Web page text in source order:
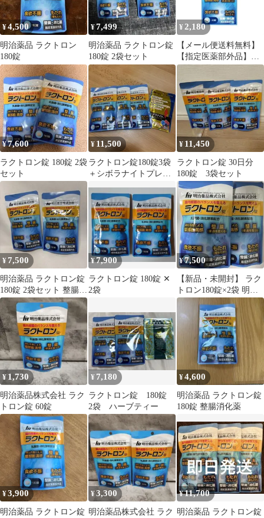
¥4,500
明治薬品 ラクトロン
180錠
¥7,499
明治薬品 ラクトロン錠
180錠 2袋セット
¥ 2,180
【メール便送料無料】
【指定医薬部外品】ラ
クトロン錠 60錠
¥7,600
ラクトロン錠 180錠 2袋
セット
¥ 11,500
ラクトロン錠180錠3袋
＋シボラナイトプレミ
¥ 11,450
ラクトロン錠 30日分
180錠 3袋セット
¥ 7,500
明治薬品 ラクトロン錠
180錠 2袋セット 整腸消
化薬
¥7,900
ラクトロン錠 180錠 ✕
2袋
¥7,500
【新品・未開封】 ラク
トロン180錠×2袋 明治
薬品 2028.09
¥ 1,730
明治薬品株式会社 ラク
トロン錠 60錠
¥ 7,180
ラクトロン錠 180錠
2袋 ハーブティー
¥4,600
明治薬品 ラクトロン錠
180錠 整腸消化薬
¥3,900
明治薬品 ラクトロン錠
¥3,300
明治薬品株式会社 ラク
¥11,700
明治薬品 ラクトロン錠